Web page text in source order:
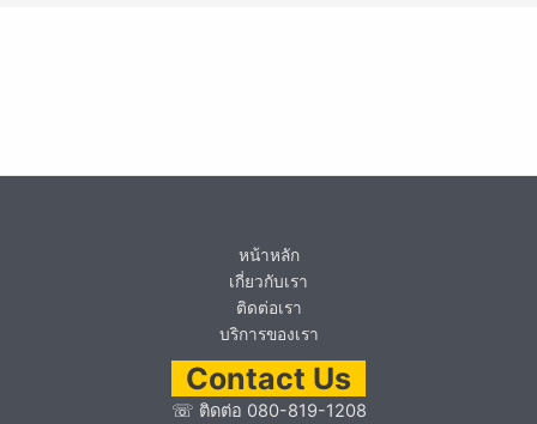
หน้าหลัก
เกี่ยวกับเรา
ติดต่อเรา
บริการของเรา
Contact Us
☏ ติดต่อ 080-819-1208